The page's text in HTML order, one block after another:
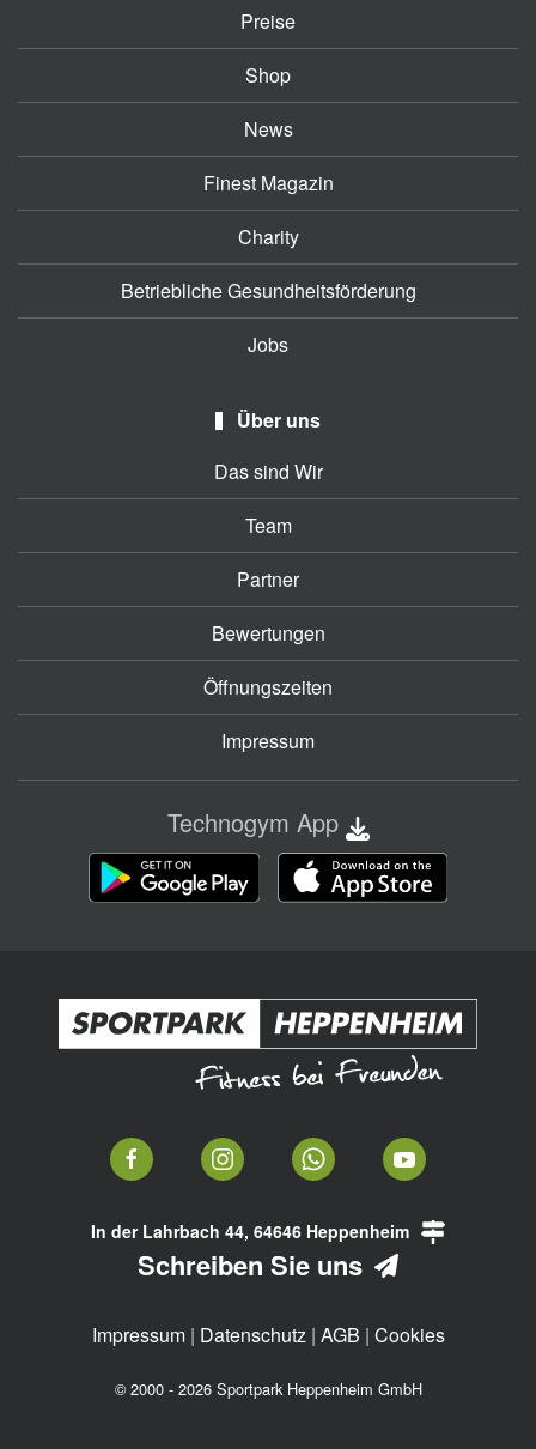
Preise
Shop
News
Finest Magazin
Charity
Betriebliche Gesundheitsförderung
Jobs
Über uns
Das sind Wir
Team
Partner
Bewertungen
Öffnungszeiten
Impressum
Technogym App
In der Lahrbach 44, 64646 Heppenheim
Schreiben Sie uns
Impressum| Datenschutz| AGB | Cookies
© 2000 - 2026 Sportpark Heppenheim GmbH